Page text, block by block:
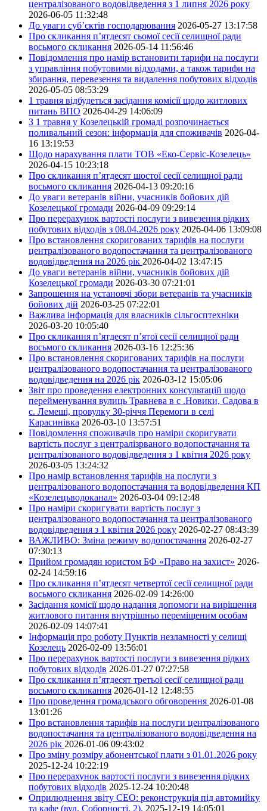
централізованого водовідведення з 1 липня 2026 року
2026-06-05 11:32:48
До уваги суб’єктів господарювання 2026-05-27 13:17:58
Про скликання п’ятдесят сьомої сесії селищної ради
восьмого скликання 2026-05-14 11:56:46
Повідомлення про намір встановити тарифи на послуги
з управління побутовими відходами, а також тарифи на
збирання, перевезення та видалення побутових відходів
2026-05-05 08:53:29
1 травня відбудеться засідання комісії щодо житлових
питань ВПО 2026-04-29 14:06:09
З 1 травня у Козелецькій громаді розпочинається
поливальний сезон: інформація для споживачів 2026-04-
16 13:19:53
Щодо нарахування плати ТОВ «Еко-Сервіс-Козелець»
2026-04-15 10:23:18
Про скликання п’ятдесят шостої сесії селищної ради
восьмого скликання 2026-04-13 09:20:16
До уваги ветеранів війни, учасників бойових дій
Козелецької громади 2026-04-09 09:29:14
Про перерахунок вартості послуги з вивезення рідких
побутових відходів з 08.04.2026 року 2026-04-06 13:09:08
Про встановлення скоригованих тарифів на послуги
централізованого водопостачання та централізованого
водовідведення на 2026 рік 2026-04-02 13:47:15
До уваги ветеранів війни, учасників бойових дій
Козелецької громади 2026-03-30 07:21:01
Запрошення на установчі збори ветеранів та учасників
бойових дій 2026-03-25 07:22:01
Важлива інформація для власників сільгосптехніки
2026-03-20 10:05:40
Про скликання п’ятдесят п’ятої сесії селищної ради
восьмого скликання 2026-03-16 12:25:36
Про встановлення скоригованих тарифів на послуги
централізованого водопостачання та централізованого
водовідведення на 2026 рік 2026-03-12 15:05:06
Звіт про проведення електронних консультацій щодо
перейменування вулиць Травнева в с .Новики, Садова в
с. Лемеші, провулку 30-річчя Перемоги в селі
Карасинівка 2026-03-10 13:57:51
Повідомлення споживачів про наміри скоригувати
вартість послуг з централізрваного водопостачання та
централізованого водовідведення з 1 квітня 2026 року
2026-03-05 13:24:32
Про намір встановлення тарифів на послуги з
централізованого водопостачання та водовідведення КП
«Козелецьводоканал» 2026-03-04 09:12:48
Про наміри скоригувати вартість послуг з
централізованого водопостачання та централізованого
водовідведення з 1 квітня 2026 року 2026-02-27 08:43:39
ВАЖЛИВО: Зміна режиму водопостачання 2026-02-27
07:30:13
Прийом громадян юристом БФ «Право на захист» 2026-
02-24 14:59:16
Про скликання п’ятдесят четвертої сесії селищної ради
восьмого скликання 2026-02-09 14:26:00
Засідання комісії щодо надання допомоги на вирішення
житлового питання внутрішньо переміщеним особам
2026-02-09 14:07:41
Інформація про роботу Пунктів незламності у селищі
Козелець 2026-02-09 13:56:01
Про перерахунок вартості послуги з вивезення рідких
побутових відходів 2026-01-27 07:27:58
Про скликання п’ятдесят третьої сесії селищної ради
восьмого скликання 2026-01-12 12:48:55
Про проведення громадського обговорення 2026-01-08
13:01:26
Про встановлення тарифів на послуги централізованого
водопостачання та централізованого водовідведення на
2026 рік 2026-01-06 09:43:02
Про зміну розміру абонентської плати з 01.01.2026 року
2025-12-24 10:22:19
Про перерахунок вартості послуги з вивезення рідких
побутових відходів 2025-12-24 10:20:48
Оприлюднення звіту СЕО: реконструкція під автомийку
та кафе (вул. Соборності, 2). 2025-12-19 14:05:01